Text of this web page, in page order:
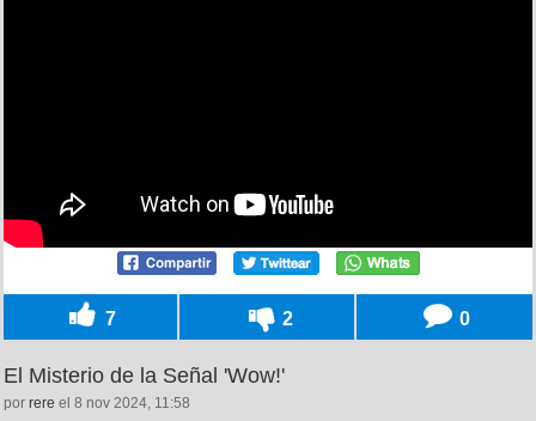
7 2 0
El Misterio de la Señal 'Wow!'
por rere el 8 nov 2024, 11:58